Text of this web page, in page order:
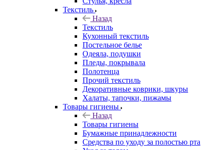
Текстиль
Назад
Текстиль
Кухонный текстиль
Постельное белье
Одеяла, подушки
Пледы, покрывала
Полотенца
Прочий текстиль
Декоративные коврики, шкуры
Халаты, тапочки, пижамы
Товары гигиены
Назад
Товары гигиены
Бумажные принадлежности
Средства по уходу за полостью рта